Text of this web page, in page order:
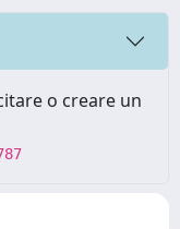
o creare un